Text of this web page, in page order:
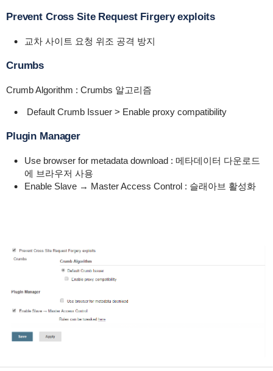
Prevent Cross Site Request Firgery exploits
교차 사이트 요청 위조 공격 방지
Crumbs
Crumb Algorithm : Crumbs 알고리즘
Default Crumb Issuer > Enable proxy compatibility
Plugin Manager
Use browser for metadata download : 메타데이터 다운로드
에 브라우저 사용
Enable Slave → Master Access Control : 슬래아브 활성화